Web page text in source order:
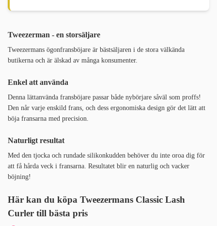
Tweezerman - en storsäljare
Tweezermans ögonfransböjare är bästsäljaren i de stora välkända
butikerna och är älskad av många konsumenter.
Enkel att använda
Denna lättanvända fransböjare passar både nybörjare såväl som proffs!
Den når varje enskild frans, och dess ergonomiska design gör det lätt att
böja fransarna med precision.
Naturligt resultat
Med den tjocka och rundade silikonkudden behöver du inte oroa dig för
att få hårda veck i fransarna. Resultatet blir en naturlig och vacker
böjning!
Här kan du köpa Tweezermans Classic Lash
Curler till bästa pris